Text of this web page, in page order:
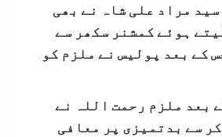
مراد علی شاہ نے بھی
ہوئے کمشنر سکھر سے
کے بعد پولیس نے ملزم کو
بعد ملزم رحمت اللہ نے
سے بدتمیزی پر معافی